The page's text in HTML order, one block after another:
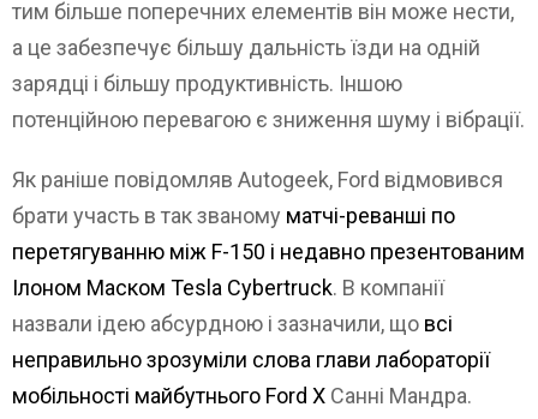
тим більше поперечних елементів він може нести,
а це забезпечує більшу дальність їзди на одній
зарядці і більшу продуктивність. Іншою
потенційною перевагою є зниження шуму і вібрації.
Як раніше повідомляв Autogeek, Ford відмовився
брати участь в так званому матчі-реванші по
перетягуванню між F-150 і недавно презентованим
Ілоном Маском Tesla Cybertruck. В компанії
назвали ідею абсурдною і зазначили, що всі
неправильно зрозуміли слова глави лабораторії
мобільності майбутнього Ford X Санні Мандра.